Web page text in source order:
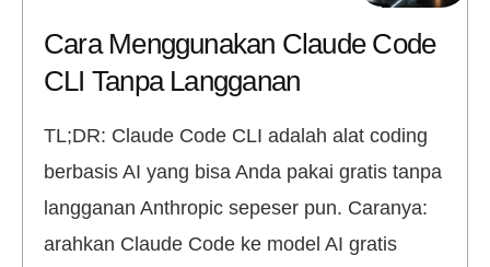
Cara Menggunakan Claude Code
CLI Tanpa Langganan
TL;DR: Claude Code CLI adalah alat coding
berbasis AI yang bisa Anda pakai gratis tanpa
langganan Anthropic sepeser pun. Caranya:
arahkan Claude Code ke model AI gratis